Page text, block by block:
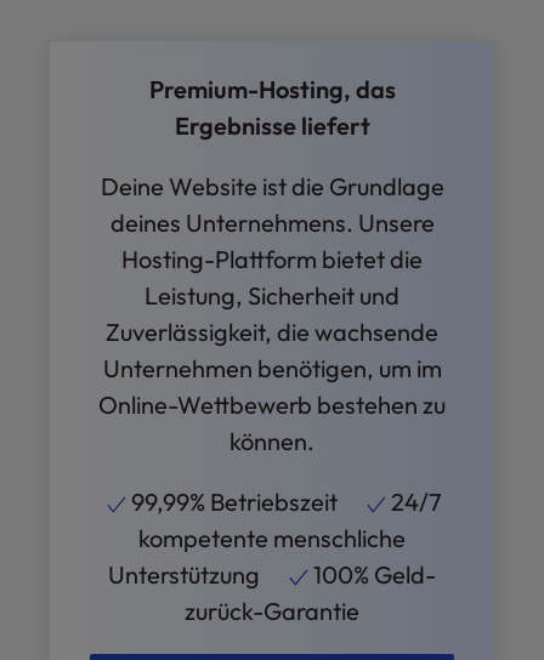
Premium-Hosting, das
Ergebnisse liefert
Deine Website ist die Grundlage
deines Unternehmens. Unsere
Hosting-Plattform bietet die
Leistung, Sicherheit und
Zuverlässigkeit, die wachsende
Unternehmen benötigen, um im
Online-Wettbewerb bestehen zu
können.
99,99% Betriebszeit
24/7
kompetente menschliche
Unterstützung
100% Geld-
zurück-Garantie